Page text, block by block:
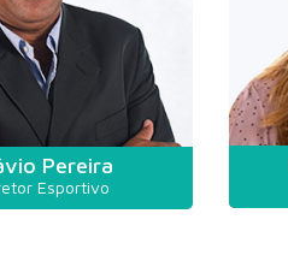
Pereira
Esportivo